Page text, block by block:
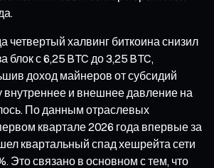
четвертый халвинг биткоина снизил
блок с 6,25 BTC до 3,25 BTC,
доход майнеров от субсидий
внутреннее и внешнее давление на
По данным отраслевых
квартале 2026 года впервые за
квартальный спад хешрейта сети
Это связано в основном с тем, что